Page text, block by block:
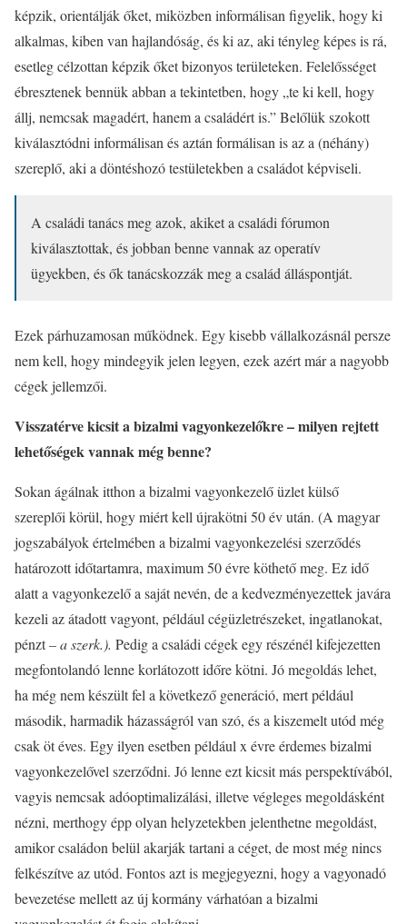
képzik, orientálják őket, miközben informálisan figyelik, hogy ki
alkalmas, kiben van hajlandóság, és ki az, aki tényleg képes is rá,
esetleg célzottan képzik őket bizonyos területeken. Felelősséget
ébresztenek bennük abban a tekintetben, hogy „te ki kell, hogy
állj, nemcsak magadért, hanem a családért is.” Belőlük szokott
kiválasztódni informálisan és aztán formálisan is az a (néhány)
szereplő, aki a döntéshozó testületekben a családot képviseli.
A családi tanács meg azok, akiket a családi fórumon
kiválasztottak, és jobban benne vannak az operatív
ügyekben, és ők tanácskozzák meg a család álláspontját.
Ezek párhuzamosan működnek. Egy kisebb vállalkozásnál persze
nem kell, hogy mindegyik jelen legyen, ezek azért már a nagyobb
cégek jellemzői.
Visszatérve kicsit a bizalmi vagyonkezelőkre – milyen rejtett
lehetőségek vannak még benne?
Sokan ágálnak itthon a bizalmi vagyonkezelő üzlet külső
szereplői körül, hogy miért kell újrakötni 50 év után. (A magyar
jogszabályok értelmében a bizalmi vagyonkezelési szerződés
határozott időtartamra, maximum 50 évre köthető meg. Ez idő
alatt a vagyonkezelő a saját nevén, de a kedvezményezettek javára
kezeli az átadott vagyont, például cégüzletrészeket, ingatlanokat,
pénzt– a szerk.). Pedig a családi cégek egy részénél kifejezetten
megfontolandó lenne korlátozott időre kötni. Jó megoldás lehet,
ha még nem készült fel a következő generáció, mert például
második, harmadik házasságról van szó, és a kiszemelt utód még
csak öt éves. Egy ilyen esetben például x évre érdemes bizalmi
vagyonkezelővel szerződni. Jó lenne ezt kicsit más perspektívából,
vagyis nemcsak adóoptimalizálási, illetve végleges megoldásként
nézni, merthogy épp olyan helyzetekben jelenthetne megoldást,
amikor családon belül akarják tartani a céget, de most még nincs
felkészítve az utód. Fontos azt is megjegyezni, hogy a vagyonadó
bevezetése mellett az új kormány várhatóan a bizalmi